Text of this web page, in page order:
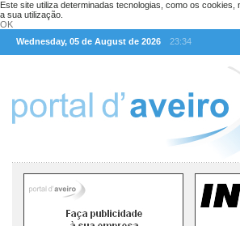
Este site utiliza determinadas tecnologias, como os
a sua utilização.
OK
Wednesday, 05 de August de 2026
23:34